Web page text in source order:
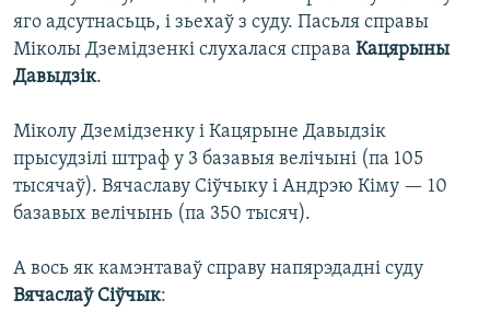
яго адсутнасьць, і зьехаў з суду. Пасьля справы
Міколы Дземідзенкі слухалася справа Кацярыны
Давыдзік.
Міколу Дземідзенку і Кацярыне Давыдзік
прысудзілі штраф у 3 базавыя велічыні (па 105
тысячаў). Вячаславу Сіўчыку і Андрэю Кіму — 10
базавых велічынь (па 350 тысяч).
А вось як камэнтаваў справу напярэдадні суду
Вячаслаў Сіўчык: